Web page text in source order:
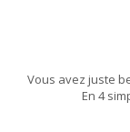
Vous avez juste
En 4